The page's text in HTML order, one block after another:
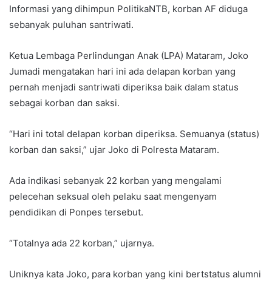
Informasi yang dihimpun PolitikaNTB, korban AF diduga
sebanyak puluhan santriwati.
Ketua Lembaga Perlindungan Anak (LPA) Mataram, Joko
Jumadi mengatakan hari ini ada delapan korban yang
pernah menjadi santriwati diperiksa baik dalam status
sebagai korban dan saksi.
“Hari ini total delapan korban diperiksa. Semuanya (status)
korban dan saksi,” ujar Joko di Polresta Mataram.
Ada indikasi sebanyak 22 korban yang mengalami
pelecehan seksual oleh pelaku saat mengenyam
pendidikan di Ponpes tersebut.
“Totalnya ada 22 korban,” ujarnya.
Uniknya kata Joko, para korban yang kini bertstatus alumni